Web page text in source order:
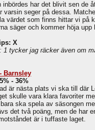
inbördes har det blivit sen de
varsin seger på dessa.
värdet som finns hittar vi på
säger och kommer höja upp
X
1 tycker jag räcker även om
Barnsley
- 36%
är nästa plats vi ska till där
skulle vara klara favoriter
ska spela av säsongen
det två poäng, men de har
är i tuffaste laget.